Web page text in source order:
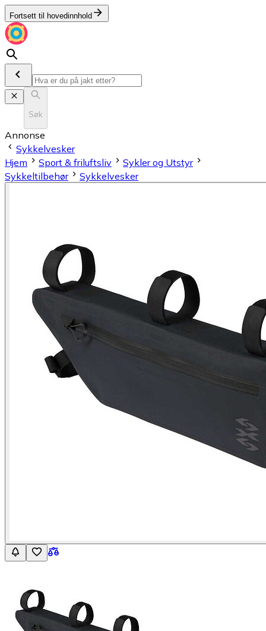
Fortsett til hovedinnhold
Søk
Annonse
Sykkelvesker
Hjem
Sport & friluftsliv
Sykler og Utstyr
Sykkeltilbehør
Sykkelvesker